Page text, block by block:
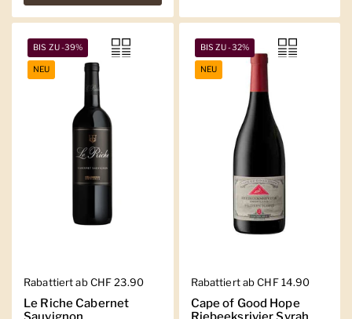
Regulärer Preis
Rabattiert ab CHF 23.90
Le Riche Cabernet
BIS ZU -39%
NEU
Regulärer Preis
Rabattiert ab CHF 14.90
Cape of Good Hope
BIS ZU -32%
NEU